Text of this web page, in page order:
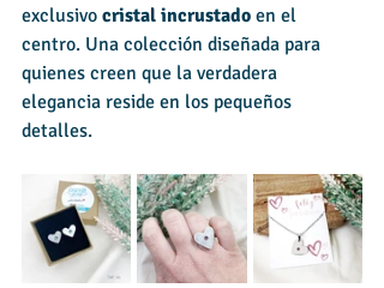
exclusivo cristal incrustado en el
centro. Una colección diseñada para
quienes creen que la verdadera
elegancia reside en los pequeños
detalles.